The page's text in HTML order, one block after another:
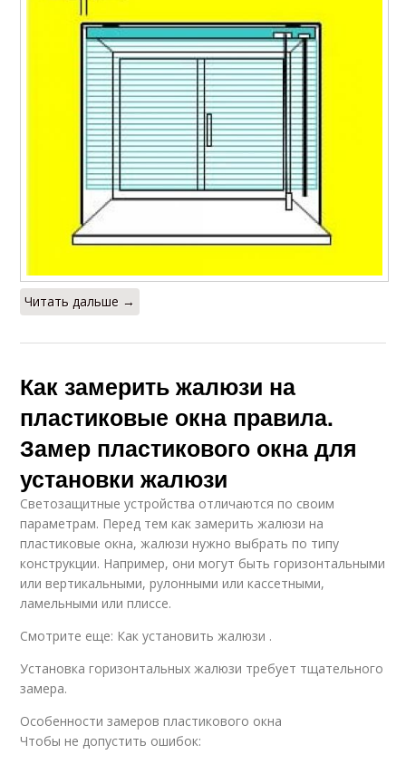
Читать дальше →
Как замерить жалюзи на
пластиковые окна правила.
Замер пластикового окна для
установки жалюзи
Светозащитные устройства отличаются по своим
параметрам. Перед тем как замерить жалюзи на
пластиковые окна, жалюзи нужно выбрать по типу
конструкции. Например, они могут быть горизонтальными
или вертикальными, рулонными или кассетными,
ламельными или плиссе.
Смотрите еще: Как установить жалюзи .
Установка горизонтальных жалюзи требует тщательного
замера.
Особенности замеров пластикового окна
Чтобы не допустить ошибок: